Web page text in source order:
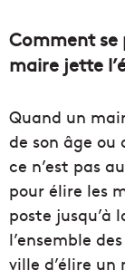
Comment se
maire jette
Quand un
de son âge
ce n’est pas
pour élire les
poste jusqu’à
l’ensemble
ville d’élire un